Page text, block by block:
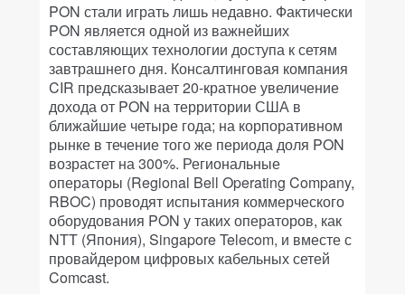
PON стали играть лишь недавно. Фактически
PON является одной из важнейших
составляющих технологии доступа к сетям
завтрашнего дня. Консалтинговая компания
CIR предсказывает 20-кратное увеличение
дохода от PON на территории США в
ближайшие четыре года; на корпоративном
рынке в течение того же периода доля PON
возрастет на 300%. Региональные
операторы (Regional Bell Operating Company,
RBOC) проводят испытания коммерческого
оборудования PON у таких операторов, как
NTT (Япония), Singapore Telecom, и вместе с
провайдером цифровых кабельных сетей
Comcast.